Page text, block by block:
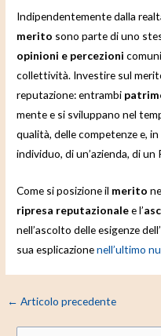
Indipendentemente dalla
merito sono parte di uno
opinioni e percezioni
collettività. Investire sul
reputazione: entrambi
mente e si sviluppano nel
qualità, delle competenze e, in
individuo, di un’azienda, di un
Come si posizione il merito
ripresa reputazionalee l’
nell’ascolto delle esigenze dell’
sua esplicazionenell’ultimo
← Articolo precedente